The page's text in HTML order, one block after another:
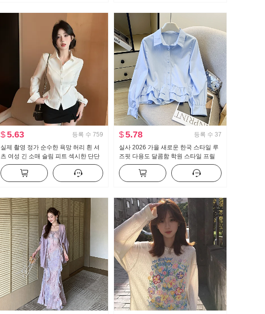
$5.63 등록 수 759
실제 촬영 정가 순수한 욕망 허리 흰 셔
츠 여성 긴 소매 슬림 피트 섹시한 단단
한 셔츠 ol 유니폼 경력 작업복
$5.78 등록 수 37
실사 2026 가을 새로운 한국 스타일 루
즈핏 다용도 달콤함 학원 스타일 프릴
긴팔 셔츠 여성 셔츠